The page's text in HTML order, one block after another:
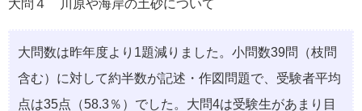
大問４ 川原や海岸の土砂について
大問数は昨年度より1題減りました。小問数39問（枝問
含む）に対して約半数が記述・作図問題で、受験者平均
点は35点（58.3％）でした。大問4は受験生があまり目